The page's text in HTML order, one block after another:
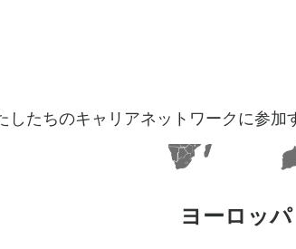
したちのキャリアネットワークに参加
ヨーロッパ